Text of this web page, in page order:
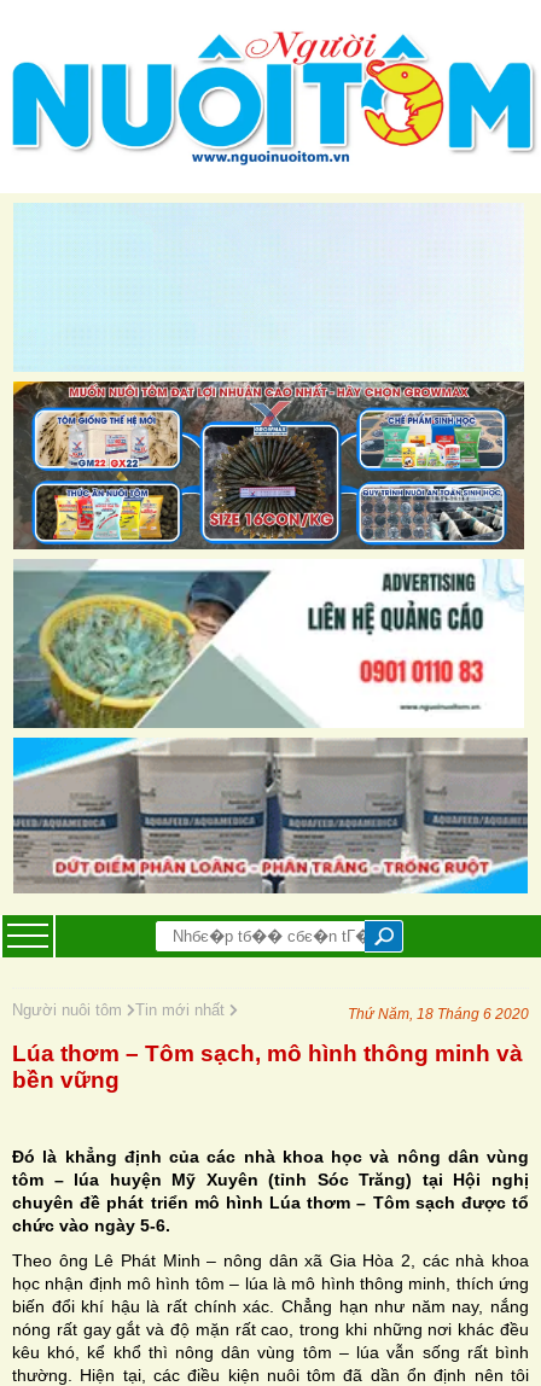
Người nuôi tôm Tin mới nhất Thứ Năm, 18 Tháng 6 2020
Lúa thơm – Tôm sạch, mô hình thông minh và
bền vững
Đó là khẳng định của các nhà khoa học và nông dân vùng
tôm – lúa huyện Mỹ Xuyên (tỉnh Sóc Trăng) tại Hội nghị
chuyên đề phát triển mô hình Lúa thơm – Tôm sạch được tổ
chức vào ngày 5-6.
Theo ông Lê Phát Minh – nông dân xã Gia Hòa 2, các nhà khoa
học nhận định mô hình tôm – lúa là mô hình thông minh, thích ứng
biến đổi khí hậu là rất chính xác. Chẳng hạn như năm nay, nắng
nóng rất gay gắt và độ mặn rất cao, trong khi những nơi khác đều
kêu khó, kể khổ thì nông dân vùng tôm – lúa vẫn sống rất bình
thường. Hiện tại, các điều kiện nuôi tôm đã dần ổn định nên tôi